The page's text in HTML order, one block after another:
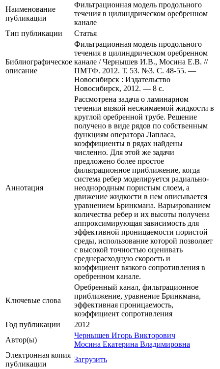
Наименование
публикации
Фильтрационная модель продольного
течения в цилиндрическом оребренном
канале
Тип публикации
Статья
Библиографическое
описание
Фильтрационная модель продольного
течения в цилиндрическом оребренном
канале / Чернышев И.В., Мосина Е.В. //
ПМТФ. 2012. Т. 53. №3. С. 48-55. —
Новосибирск : Издательство
Новосибирск, 2012. — 8 с.
Аннотация
Рассмотрена задача о ламинарном
течении вязкой несжимаемой жидкости в
круглой оребренной трубе. Решение
получено в виде рядов по собственным
функциям оператора Лапласа,
коэффициенты в рядах найдены
численно. Для этой же задачи
предложено более простое
фильтрационное приближение, когда
система ребер моделируется радиально-
неоднородным пористым слоем, а
движение жидкости в нем описывается
уравнением Бринкмана. Варьированием
количества ребер и их высоты получена
аппроксимирующая зависимость для
эффективной проницаемости пористой
среды, использование которой позволяет
с высокой точностью оценивать
среднерасходную скорость и
коэффициент вязкого сопротивления в
оребренном канале.
Ключевые cлова
Оребренный канал, фильтрационное
приближение, уравнение Бринкмана,
эффективная проницаемость,
коэффициент сопротивления
Год публикации
2012
Автор(ы)
Чернышев Игорь Викторович
Мосина Екатерина Владимировна
Электронная копия
публикации
Загрузить